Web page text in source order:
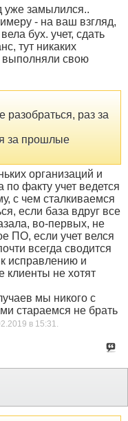
уже замылился..
- на ваш взгляд,
бух. учет, сдать
тут никаких
выполняли свою
разобраться, раз за
за прошлые
организаций и
по факту учет ведется
с чем сталкиваемся
если база вдруг все
во-первых, не
ПО, если учет велся
всегда сводится
к исправлению и
клиенты не хотят
мы никого с
стараемся не брать
в 15:31